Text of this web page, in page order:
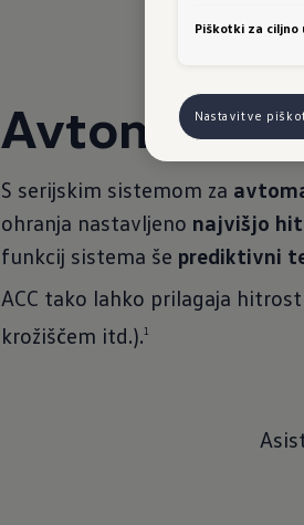
Avtomatsko
S serijskim sistemom za
ohranja nastavljeno najvišjo
funkcij sistema še prediktivni
ACC tako lahko prilagaja
krožiščem itd.).1
Piškotki za ciljno
Nastavitve